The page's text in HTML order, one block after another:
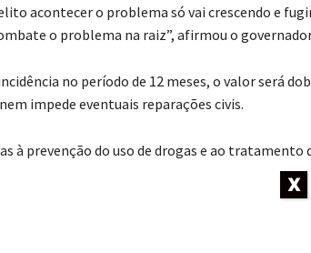
acontecer o problema só vai crescendo e
o problema na raiz”, afirmou o
no período de 12 meses, o valor será
impede eventuais reparações civis.
à prevenção do uso de drogas e ao tratamento
Pública, o Fundo Especial Antidrogas
X